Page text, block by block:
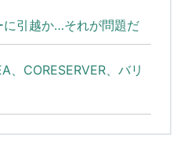
に引越か…それが問題だ
CORESERVER、バリ